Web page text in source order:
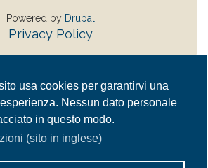
usa cookies per garantirvi una
Nessun dato personale
in questo modo.
(sito in inglese)
Powered by Drupal
Privacy Policy